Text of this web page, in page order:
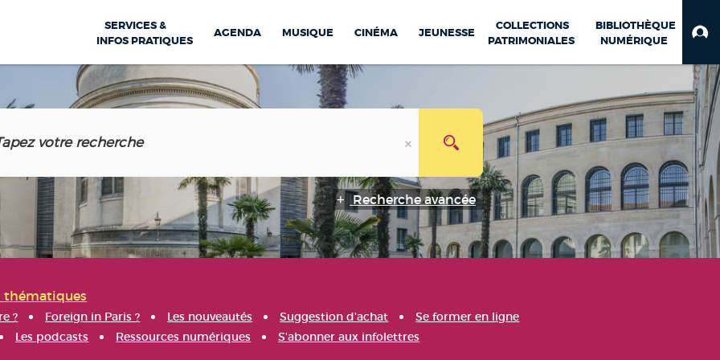
SERVICES &
INFOS PRATIQUES
AGENDA MUSIQUE CINÉMA JEUNESSE
COLLECTIONS
PATRIMONIALES
BIBLIOTHÈQUE
NUMÉRIQUE
Recherche avancée
thématiques
? Foreign in Paris ? Les nouveautés Suggestion d'achat
Se former en ligne
Les podcasts Ressources numériques S'abonner aux infolettres